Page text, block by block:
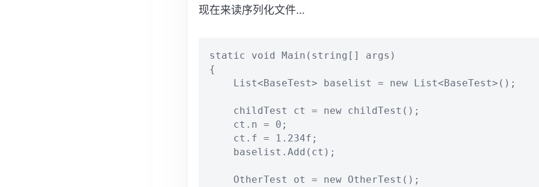
现在来读序列化文件…
static void Main(string[] args)
{
    List<BaseTest> baselist = new List<BaseTest>();
    childTest ct = new childTest();
    ct.n = 0;
    ct.f = 1.234f;
    baselist.Add(ct);
    OtherTest ot = new OtherTest();